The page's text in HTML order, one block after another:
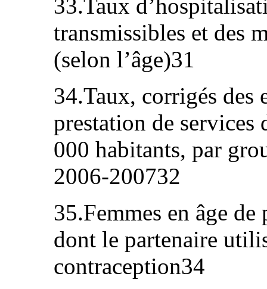
33.Taux
transmissibles et des
(selon l’âge)31
34.Taux, corrigés des
prestation de services
000 habitants, par
2006-200732
35.Femmes en âge
dont le partenaire
contraception34